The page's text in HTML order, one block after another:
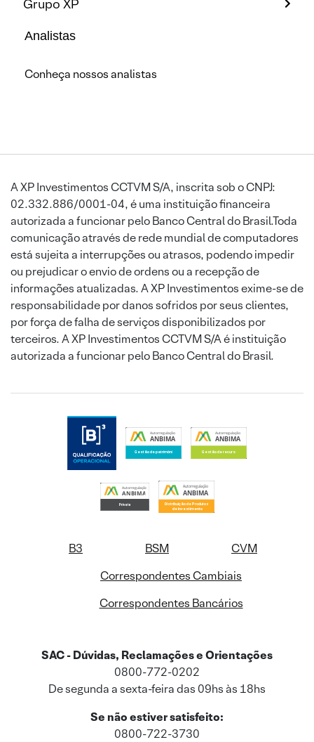
Grupo XP
Analistas
Conheça nossos analistas
A XP Investimentos CCTVM S/A, inscrita sob o CNPJ:
02.332.886/0001-04, é uma instituição financeira
autorizada a funcionar pelo Banco Central do Brasil.Toda
comunicação através de rede mundial de computadores
está sujeita a interrupções ou atrasos, podendo impedir
ou prejudicar o envio de ordens ou a recepção de
informações atualizadas. A XP Investimentos exime-se de
responsabilidade por danos sofridos por seus clientes,
por força de falha de serviços disponibilizados por
terceiros. A XP Investimentos CCTVM S/A é instituição
autorizada a funcionar pelo Banco Central do Brasil.
B3 BSM
CVM
Correspondentes Cambiais
Correspondentes Bancários
SAC - Dúvidas, Reclamações e Orientações
0800-772-0202
De segunda a sexta-feira das 09hs às 18hs
Se não estiver satisfeito:
0800-722-3730